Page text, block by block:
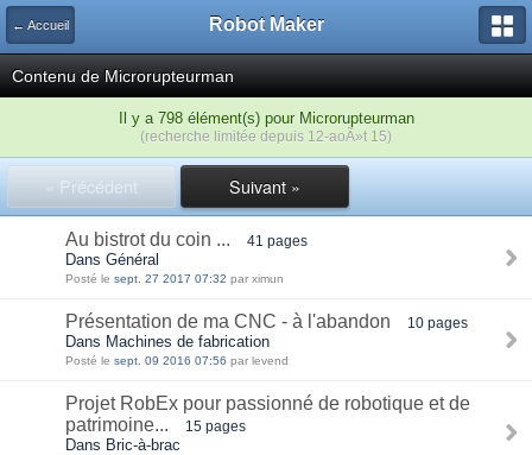
← Accueil Robot Maker
Contenu de Microrupteurman
Il y a 798 élément(s) pour Microrupteurman
(recherche limitée depuis 12-aoÃ»t 15)
« Précédent Suivant »
Au bistrot du coin ... 41 pages
Dans Général
Posté le sept. 27 2017 07:32 par ximun
Présentation de ma CNC - à l'abandon 10 pages
Dans Machines de fabrication
Posté le sept. 09 2016 07:56 par levend
Projet RobEx pour passionné de robotique et de
patrimoine...
15 pages
Dans Bric-à-brac